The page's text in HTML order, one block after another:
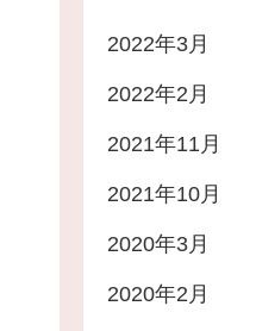
2022年3月
2022年2月
2021年11月
2021年10月
2020年3月
2020年2月